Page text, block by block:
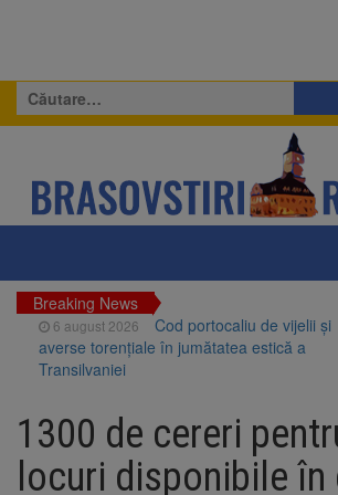
Caută
după:
Breaking News
6 august 2026
Cod portocaliu de vijelii și
averse torențiale în jumătatea estică a
Transilvaniei
după ce și-ar fi agresat soția de două ori în
câteva zile
6 august 2026
Urmele atelajului i-au
pe polițiști la cioate. Bărbat prins în
1300 de cereri
locuri disponibile în